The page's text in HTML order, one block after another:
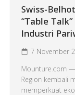
Swiss-
“Table
Industri
7 November
Mounture.com
Region kembali
memperkuat